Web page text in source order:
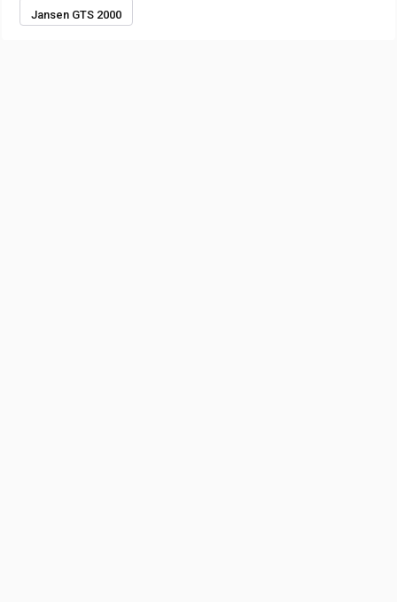
Jansen GTS 2000